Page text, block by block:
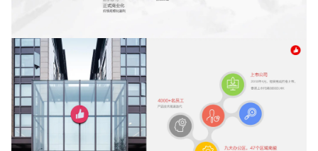
行业洞察
品牌消费观
新零售资讯
培训课程